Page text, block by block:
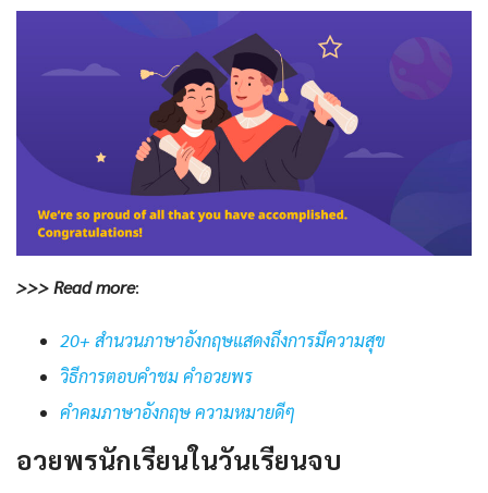
>>> Read more:
20+ สำนวนภาษาอังกฤษแสดงถึงการมีความสุข
วิธีการตอบคำชม คำอวยพร
คําคมภาษาอังกฤษ ความหมายดีๆ
อวยพรนักเรียนในวันเรียนจบ